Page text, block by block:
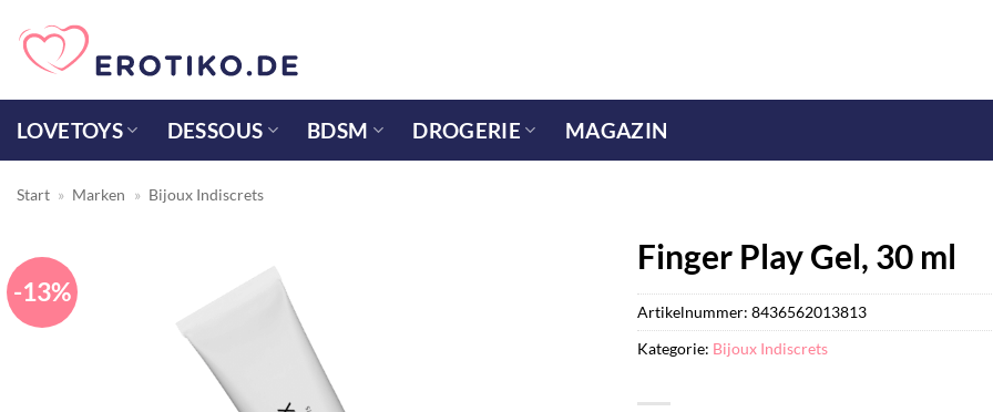
Inhalt
springen
LOVETOYS DESSOUS BDSM DROGERIE MAGAZIN
Start » Marken » Bijoux Indiscrets
-13%
Finger Play Gel, 30 ml
Artikelnummer: 8436562013813
Kategorie: Bijoux Indiscrets